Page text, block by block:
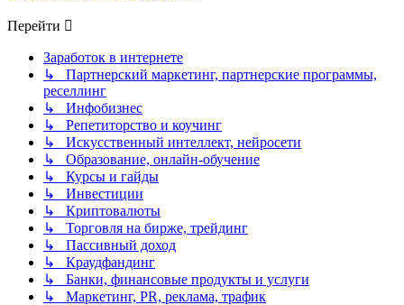
Перейти
Заработок в интернете
↳ Партнерский маркетинг, партнерские программы,
реселлинг
↳ Инфобизнес
↳ Репетиторство и коучинг
↳ Искусственный интеллект, нейросети
↳ Образование, онлайн-обучение
↳ Курсы и гайды
↳ Инвестиции
↳ Криптовалюты
↳ Торговля на бирже, трейдинг
↳ Пассивный доход
↳ Краудфандинг
↳ Банки, финансовые продукты и услуги
↳ Маркетинг, PR, реклама, трафик